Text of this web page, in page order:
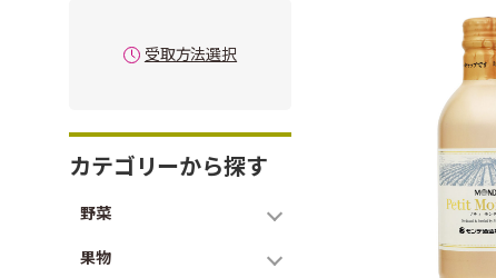
受取方法選択
カテゴリーから探す
野菜
果物